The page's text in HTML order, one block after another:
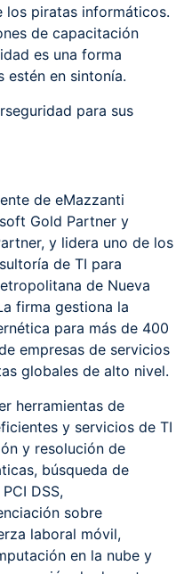
los piratas informáticos.
de capacitación
es una forma
en sintonía.
de eMazzanti
Gold Partner y
y lidera uno de los
de TI para
de Nueva
firma gestiona la
para más de 400
empresas de servicios
globales de alto nivel.
herramientas de
y servicios de TI
y resolución de
búsqueda de
DSS,
sobre
laboral móvil,
en la nube y